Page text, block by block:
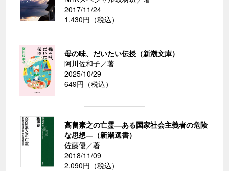
2017/11/24
1,430円（税込）
母の味、だいたい伝授（新潮文庫）
阿川佐和子／著
2025/10/29
649円（税込）
高畠素之の亡霊―ある国家社会主義者の危険
な思想―（新潮選書）
佐藤優／著
2018/11/09
2,090円（税込）